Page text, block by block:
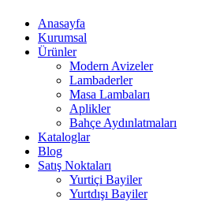
Anasayfa
Kurumsal
Ürünler
Modern Avizeler
Lambaderler
Masa Lambaları
Aplikler
Bahçe Aydınlatmaları
Kataloglar
Blog
Satış Noktaları
Yurtiçi Bayiler
Yurtdışı Bayiler